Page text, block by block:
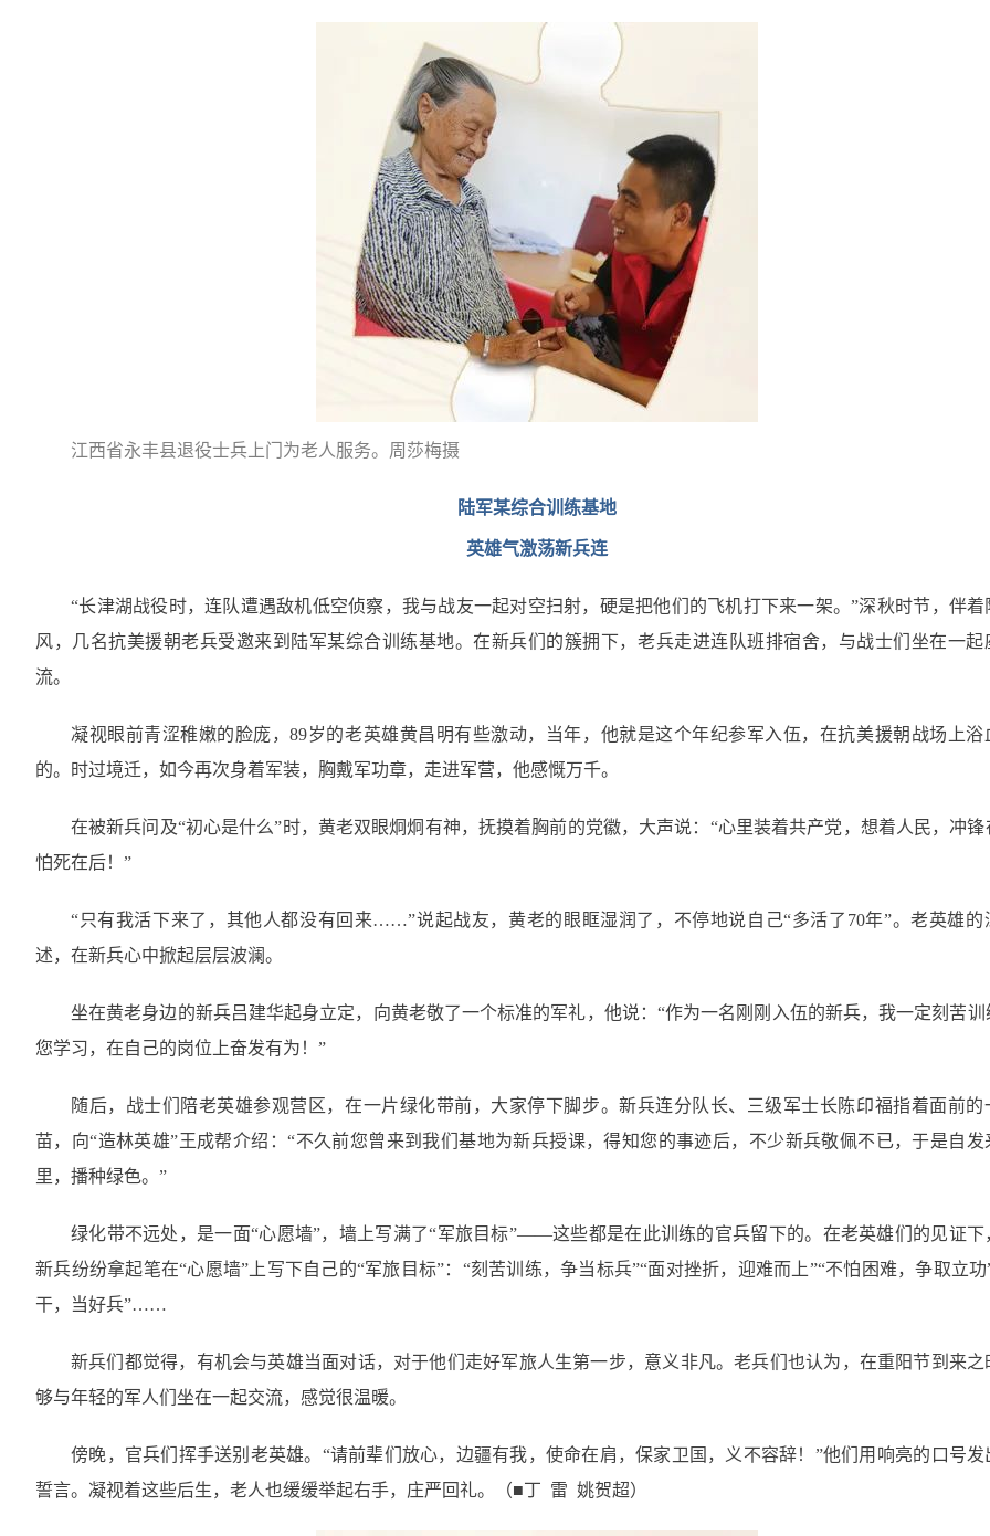
江西省永丰县退役士兵上门为老人服务。周莎梅摄
陆军某综合训练基地
英雄气激荡新兵连
“长津湖战役时，连队遭遇敌机低空侦察，我与战友一起对空扫射，硬是把他们的飞机打下来一架。”深秋时节，伴着
风，几名抗美援朝老兵受邀来到陆军某综合训练基地。在新兵们的簇拥下，老兵走进连队班排宿舍，与战士们坐在一起
流。
凝视眼前青涩稚嫩的脸庞，89岁的老英雄黄昌明有些激动，当年，他就是这个年纪参军入伍，在抗美援朝战场上浴
的。时过境迁，如今再次身着军装，胸戴军功章，走进军营，他感慨万千。
在被新兵问及“初心是什么”时，黄老双眼炯炯有神，抚摸着胸前的党徽，大声说：“心里装着共产党，想着人民，冲锋
怕死在后！”
“只有我活下来了，其他人都没有回来……”说起战友，黄老的眼眶湿润了，不停地说自己“多活了70年”。老英雄的
述，在新兵心中掀起层层波澜。
坐在黄老身边的新兵吕建华起身立定，向黄老敬了一个标准的军礼，他说：“作为一名刚刚入伍的新兵，我一定刻苦训
您学习，在自己的岗位上奋发有为！”
随后，战士们陪老英雄参观营区，在一片绿化带前，大家停下脚步。新兵连分队长、三级军士长陈印福指着面前的
苗，向“造林英雄”王成帮介绍：“不久前您曾来到我们基地为新兵授课，得知您的事迹后，不少新兵敬佩不已，于是自发
里，播种绿色。”
绿化带不远处，是一面“心愿墙”，墙上写满了“军旅目标”——这些都是在此训练的官兵留下的。在老英雄们的见证下
新兵纷纷拿起笔在“心愿墙”上写下自己的“军旅目标”：“刻苦训练，争当标兵”“面对挫折，迎难而上”“不怕困难，争取立功
干，当好兵”……
新兵们都觉得，有机会与英雄当面对话，对于他们走好军旅人生第一步，意义非凡。老兵们也认为，在重阳节到来之
够与年轻的军人们坐在一起交流，感觉很温暖。
傍晚，官兵们挥手送别老英雄。“请前辈们放心，边疆有我，使命在肩，保家卫国，义不容辞！”他们用响亮的口号发
誓言。凝视着这些后生，老人也缓缓举起右手，庄严回礼。（■丁 雷 姚贺超）